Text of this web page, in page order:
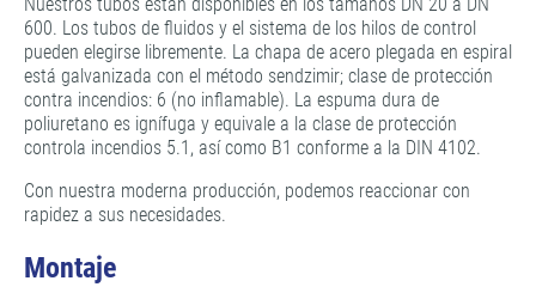
600. Los tubos de fluidos y el sistema de los hilos de control
pueden elegirse libremente. La chapa de acero plegada en espiral
está galvanizada con el método sendzimir; clase de protección
contra incendios: 6 (no inflamable). La espuma dura de
poliuretano es ignífuga y equivale a la clase de protección
controla incendios 5.1, así como B1 conforme a la DIN 4102.
Con nuestra moderna producción, podemos reaccionar con
rapidez a sus necesidades.
Montaje